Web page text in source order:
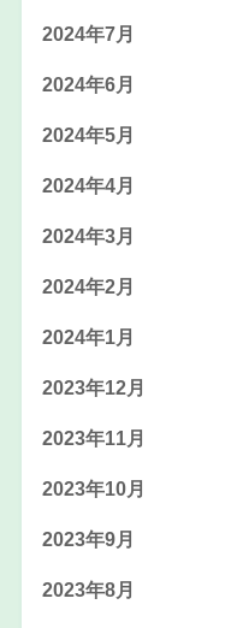
2024年7月
2024年6月
2024年5月
2024年4月
2024年3月
2024年2月
2024年1月
2023年12月
2023年11月
2023年10月
2023年9月
2023年8月